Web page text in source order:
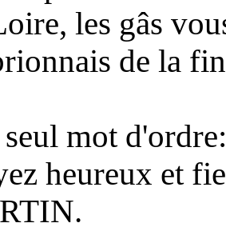
les gâs
de la
mot d'ordre:
heureux et